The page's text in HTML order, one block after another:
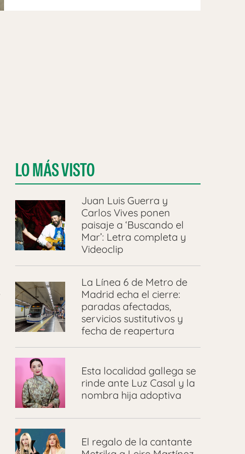
LO MÁS VISTO
Juan Luis Guerra y
Carlos Vives ponen
paisaje a ‘Buscando el
Mar’: Letra completa y
Videoclip
La Línea 6 de Metro de
Madrid echa el cierre:
paradas afectadas,
servicios sustitutivos y
fecha de reapertura
Esta localidad gallega se
rinde ante Luz Casal y la
nombra hija adoptiva
El regalo de la cantante